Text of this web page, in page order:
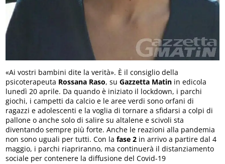
«Ai vostri bambini dite la verità». È il consiglio della
psicoterapeuta Rossana Raso, suGazzetta Matin in edicola
lunedì 20 aprile. Da quando è iniziato il lockdown, i parchi
giochi, i campetti da calcio e le aree verdi sono orfani di
ragazzi e adolescenti e la voglia di tornare a sfidarsi a colpi di
pallone o anche solo di salire su altalene e scivoli sta
diventando sempre più forte. Anche le reazioni alla pandemia
non sono uguali per tutti. Con lafase 2 in arrivo a partire dal 4
maggio, i parchi riapriranno, ma continuerà il distanziamento
sociale per contenere la diffusione del Covid-19